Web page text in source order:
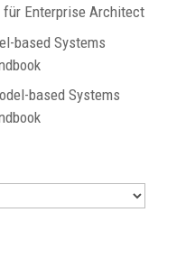
für Enterprise Architect
based Systems
based Systems